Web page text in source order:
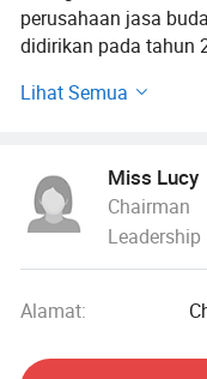
perusahaan jasa
didirikan pada tahun
lembaga budaya dan
Perusahaan tersebut
Xianging Studio, dan
selalu memfokuskan
menengah ke atas.
disesuaikan, seni
Lihat Semua
Miss Lucy
Chairman
Alamat: